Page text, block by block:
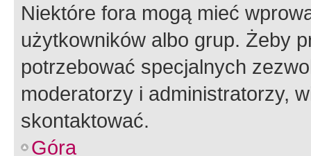
Niektóre fora mogą mieć
użytkowników albo grup. Żeby
potrzebować specjalnych
moderatorzy i administratorzy,
skontaktować.
Góra